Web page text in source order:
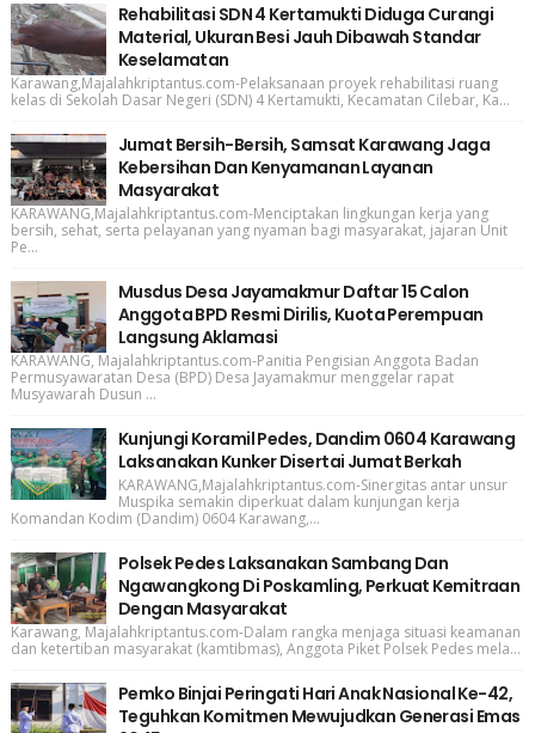
Rehabilitasi SDN 4 Kertamukti Diduga Curangi
Material, Ukuran Besi Jauh Dibawah Standar
Keselamatan
Karawang,Majalahkriptantus.com-Pelaksanaan proyek rehabilitasi ruang
kelas di Sekolah Dasar Negeri (SDN) 4 Kertamukti, Kecamatan Cilebar, Ka...
Jumat Bersih-Bersih, Samsat Karawang Jaga
Kebersihan Dan Kenyamanan Layanan
Masyarakat
KARAWANG,Majalahkriptantus.com-Menciptakan lingkungan kerja yang
bersih, sehat, serta pelayanan yang nyaman bagi masyarakat, jajaran Unit
Pe...
Musdus Desa Jayamakmur Daftar 15 Calon
Anggota BPD Resmi Dirilis, Kuota Perempuan
Langsung Aklamasi
KARAWANG, Majalahkriptantus.com-Panitia Pengisian Anggota Badan
Permusyawaratan Desa (BPD) Desa Jayamakmur menggelar rapat
Musyawarah Dusun ...
Kunjungi Koramil Pedes, Dandim 0604 Karawang
Laksanakan Kunker Disertai Jumat Berkah
KARAWANG,Majalahkriptantus.com-Sinergitas antar unsur
Muspika semakin diperkuat dalam kunjungan kerja
Komandan Kodim (Dandim) 0604 Karawang,...
Polsek Pedes Laksanakan Sambang Dan
Ngawangkong Di Poskamling, Perkuat Kemitraan
Dengan Masyarakat
Karawang, Majalahkriptantus.com-Dalam rangka menjaga situasi keamanan
dan ketertiban masyarakat (kamtibmas), Anggota Piket Polsek Pedes mela...
Pemko Binjai Peringati Hari Anak Nasional Ke-42,
Teguhkan Komitmen Mewujudkan Generasi Emas